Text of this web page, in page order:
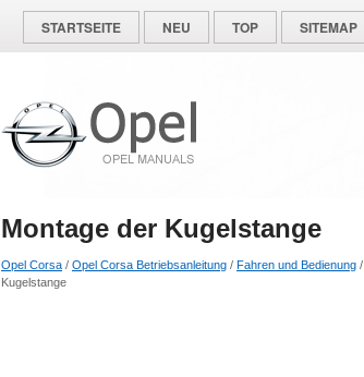
STARTSEITE NEU TOP SITEMAP
Montage der Kugelstange
Opel Corsa / Opel Corsa Betriebsanleitung / Fahren und Bedienung /
Kugelstange